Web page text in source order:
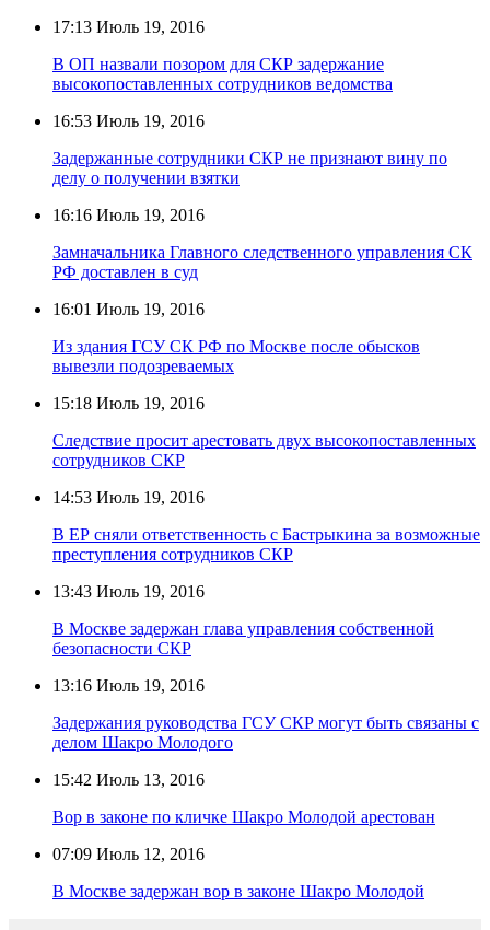
17:13 Июль 19, 2016
В ОП назвали позором для СКР задержание
высокопоставленных сотрудников ведомства
16:53 Июль 19, 2016
Задержанные сотрудники СКР не признают вину по
делу о получении взятки
16:16 Июль 19, 2016
Замначальника Главного следственного управления СК
РФ доставлен в суд
16:01 Июль 19, 2016
Из здания ГСУ СК РФ по Москве после обысков
вывезли подозреваемых
15:18 Июль 19, 2016
Следствие просит арестовать двух высокопоставленных
сотрудников СКР
14:53 Июль 19, 2016
В ЕР сняли ответственность с Бастрыкина за возможные
преступления сотрудников СКР
13:43 Июль 19, 2016
В Москве задержан глава управления собственной
безопасности СКР
13:16 Июль 19, 2016
Задержания руководства ГСУ СКР могут быть связаны с
делом Шакро Молодого
15:42 Июль 13, 2016
Вор в законе по кличке Шакро Молодой арестован
07:09 Июль 12, 2016
В Москве задержан вор в законе Шакро Молодой